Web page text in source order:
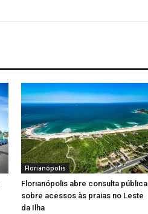
Florianópolis
Florianópolis abre consulta pública
sobre acessos às praias no Leste
da Ilha